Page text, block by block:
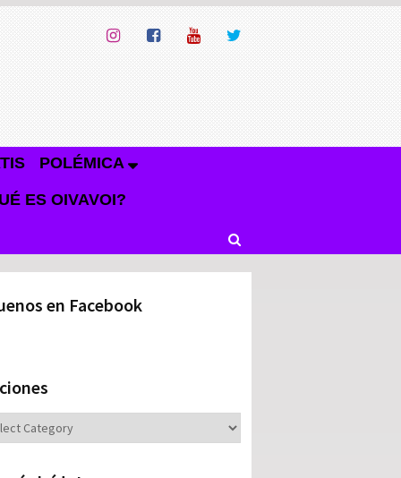
POLÉMICA
ES OIVAVOI?
en Facebook